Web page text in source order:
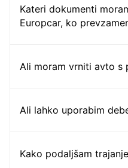
Kateri dokumenti
Europcar, ko
Ali moram vrniti avto s
Ali lahko uporabim
Kako podaljšam